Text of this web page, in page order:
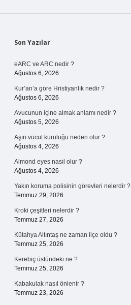
Sidebar
Son Yazılar
eARC ve ARC nedir ?
Ağustos 6, 2026
Kur’an’a göre Hristiyanlık nedir ?
Ağustos 6, 2026
Avucunun içine almak anlamı nedir ?
Ağustos 5, 2026
Aşırı vücut kuruluğu neden olur ?
Ağustos 4, 2026
Almond eyes nasıl olur ?
Ağustos 4, 2026
Yakın koruma polisinin görevleri nelerdir ?
Temmuz 29, 2026
Kroki çeşitleri nelerdir ?
Temmuz 27, 2026
Kütahya Altıntaş ne zaman ilçe oldu ?
Temmuz 25, 2026
Kerebiç üstündeki ne ?
Temmuz 25, 2026
Kabakulak nasıl önlenir ?
Temmuz 23, 2026